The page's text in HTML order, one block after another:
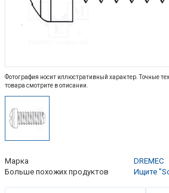
Фотография носит иллюстративный характер. Точные
товара смотрите в описании.
Марка
DREMEC
Больше похожих продуктов
Ищите